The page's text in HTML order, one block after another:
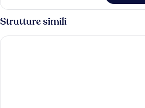
familiare
Adults
2
Strutture simili
Hotel President